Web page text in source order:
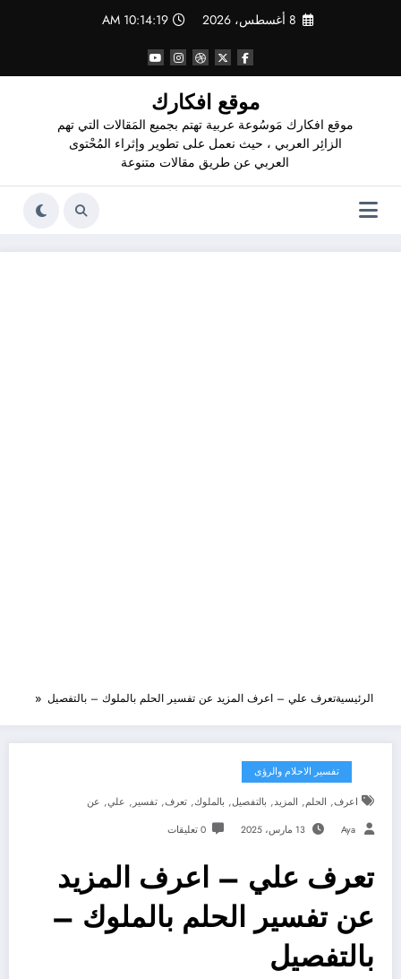
8 أغسطس، 2026 10:14:20 AM
موقع افكارك
موقع افكارك مَوسُوعة عربية تهتم بجميع المَقالات التي تهم
الزائِر العربي ، حيث نعمل على تطوير وإثراء المُحْتوى
العربي عن طريق مقالات متنوعة
الرئيسيةتعرف علي – اعرف المزيد عن تفسير الحلم بالملوك – بالتفصيل
تفسير الاحلام والرؤى
اعرف, الحلم, المزيد, بالتفصيل, بالملوك, تعرف, تفسير , علي, عن
Aya 13 مارس، 2025 0 تعليقات
تعرف علي – اعرف المزيد
عن تفسير الحلم بالملوك –
بالتفصيل